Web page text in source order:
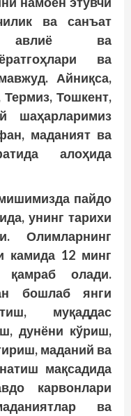
ва санъат
авлиё ва
ва
Айниқса,
Тошкент,
шаҳарларимиз
маданият ва
алоҳида
пайдо
унинг тарихи
Олимларнинг
камида 12 минг
олади.
бошлаб янги
муқаддас
­дунёни кўриш,
маданий ва
мақсадида
карвонлари
ва